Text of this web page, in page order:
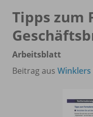
Tipps zum
Arbeitsblatt
Beitrag aus